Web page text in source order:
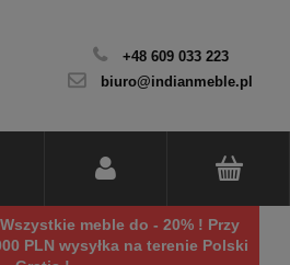
+48 609 033 223
biuro@indianmeble.pl
meble do - 20% ! Przy
PLN wysyłka na terenie Polski